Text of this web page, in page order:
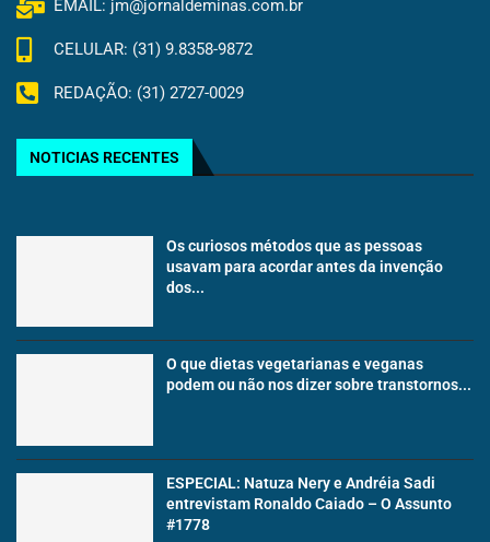
EMAIL: jm@jornaldeminas.com.br
CELULAR: (31) 9.8358-9872
REDAÇÃO: (31) 2727-0029
NOTICIAS RECENTES
Os curiosos métodos que as pessoas
usavam para acordar antes da invenção
dos...
O que dietas vegetarianas e veganas
podem ou não nos dizer sobre transtornos...
ESPECIAL: Natuza Nery e Andréia Sadi
entrevistam Ronaldo Caiado – O Assunto
#1778